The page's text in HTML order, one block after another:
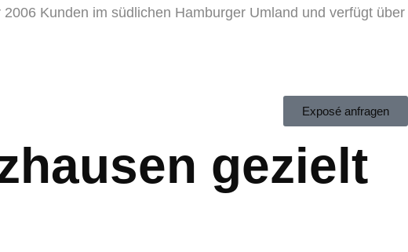
Kunden im südlichen Hamburger Umland und verfügt über
Exposé anfragen
gezielt